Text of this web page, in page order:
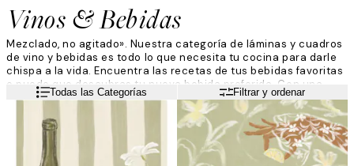
Vinos & Bebidas
Mezclado, no agitado». Nuestra categoría de láminas y cuadros
de vino y bebidas es todo lo que necesita tu cocina para darle
chispa a la vida. Encuentra las recetas de tus bebidas favoritas
o puede que descubras tu nueva bebida preferida. Con una
lámina con vino y bebidas, te mantendrás a la última por
muchos años, especialmente con una receta de un cóctel
clásico.
Leer másTodas las Categorías Filtrar y ordenar